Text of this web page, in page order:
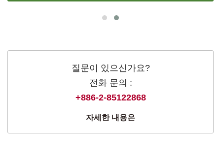
질문이 있으신가요?
전화 문의 :
+886-2-85122868
자세한 내용은